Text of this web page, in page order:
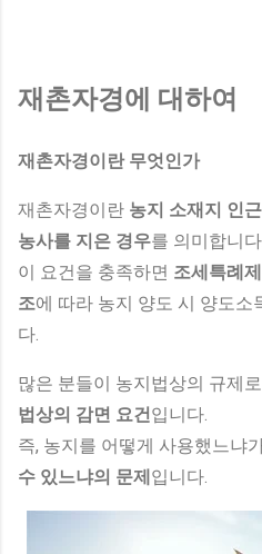
재촌자경에 대하여
재촌자경이란 무엇인가
재촌자경이란 농지 소재지 인
농사를 지은 경우를 의미합니
이 요건을 충족하면 조세특례
조에 따라 농지 양도 시 양도소
다.
많은 분들이 농지법상의 규제
법상의 감면 요건입니다.
즉, 농지를 어떻게 사용했느냐
수 있느냐의 문제입니다.